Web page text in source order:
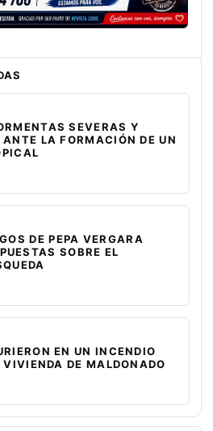
SEVERAS Y
LA FORMACIÓN DE UN
DE PEPA VERGARA
SOBRE EL
EN UN INCENDIO
VIVIENDA DE MALDONADO